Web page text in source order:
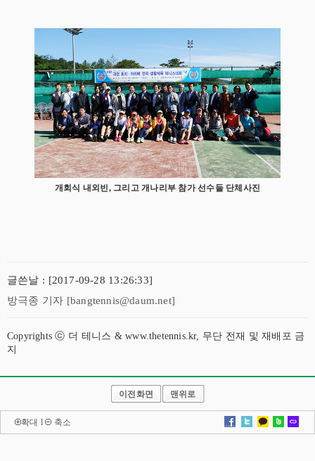
개회식 내외빈, 그리고 개나리부 참가 선수들 단체사진
글쓴날 : [2017-09-28 13:26:33]
방극종 기자 [bangtennis@daum.net]
Copyrights ⓒ 더 테니스 & www.thetennis.kr, 무단 전재 및 재배포 금
지
이전화면 맨위로
확대 l 축소